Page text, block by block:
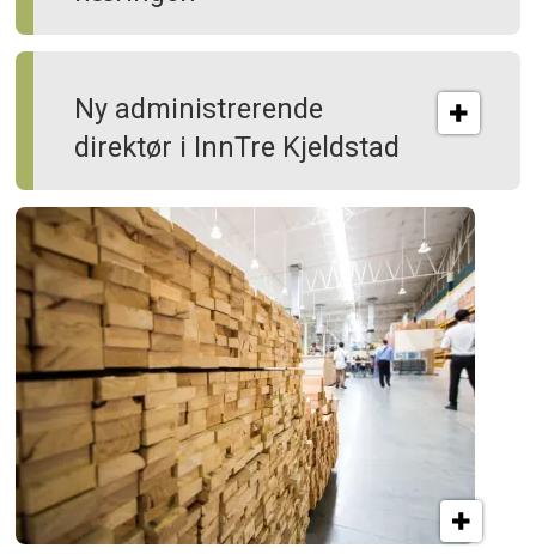
Ny administrerende
direktør i InnTre Kjeldstad